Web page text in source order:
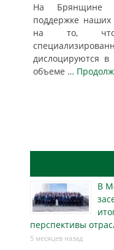
На Брянщине
поддержке
на то, что
дислоцируются
объеме …
В
перспективы
5 месяцев назад